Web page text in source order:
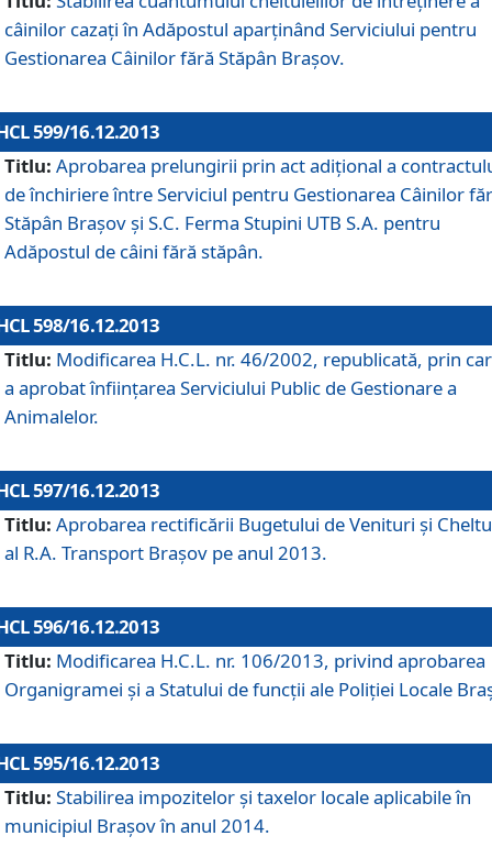
câinilor cazaţi în Adăpostul aparţinând Serviciului pentru
Gestionarea Câinilor fără Stăpân Braşov.
599/16.12.2013
Titlu: Aprobarea prelungirii prin act adiţional a
de închiriere între Serviciul pentru Gestionarea Câinilor
Stăpân Braşov şi S.C. Ferma Stupini UTB S.A. pentru
Adăpostul de câini fără stăpân.
598/16.12.2013
Titlu: Modificarea H.C.L. nr. 46/2002, republicată, prin
a aprobat înfiinţarea Serviciului Public de Gestionare a
Animalelor.
597/16.12.2013
Titlu: Aprobarea rectificării Bugetului de Venituri şi
al R.A. Transport Braşov pe anul 2013.
596/16.12.2013
Titlu: Modificarea H.C.L. nr. 106/2013, privind aprobarea
Organigramei şi a Statului de funcţii ale Poliţiei Locale
595/16.12.2013
Titlu: Stabilirea impozitelor şi taxelor locale aplicabile în
municipiul Braşov în anul 2014.